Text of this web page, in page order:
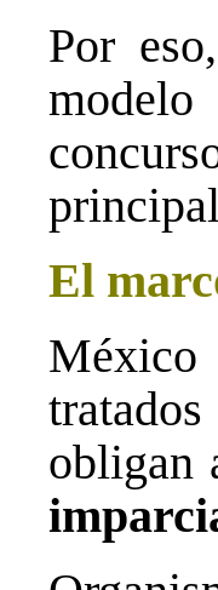
Por
modelo
El
México
obligan